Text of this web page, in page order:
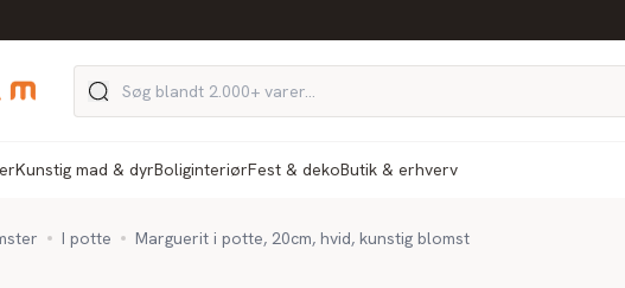
Kunstig mad & dyrBoliginteriørFest & dekoButik & erhverv
I potte Marguerit i potte, 20cm, hvid, kunstig blomst